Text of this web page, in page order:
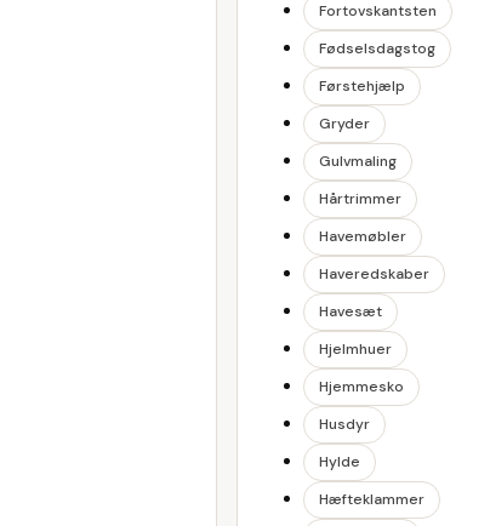
Fortovskantsten
Fødselsdagstog
Førstehjælp
Gryder
Gulvmaling
Hårtrimmer
Havemøbler
Haveredskaber
Havesæt
Hjelmhuer
Hjemmesko
Husdyr
Hylde
Hæfteklammer